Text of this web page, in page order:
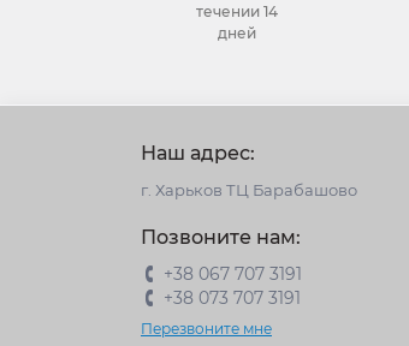
течении 14
дней
Наш адрес:
г. Харьков ТЦ Барабашово
Позвоните нам:
+38 067 707 3191
+38 073 707 3191
Перезвоните мне